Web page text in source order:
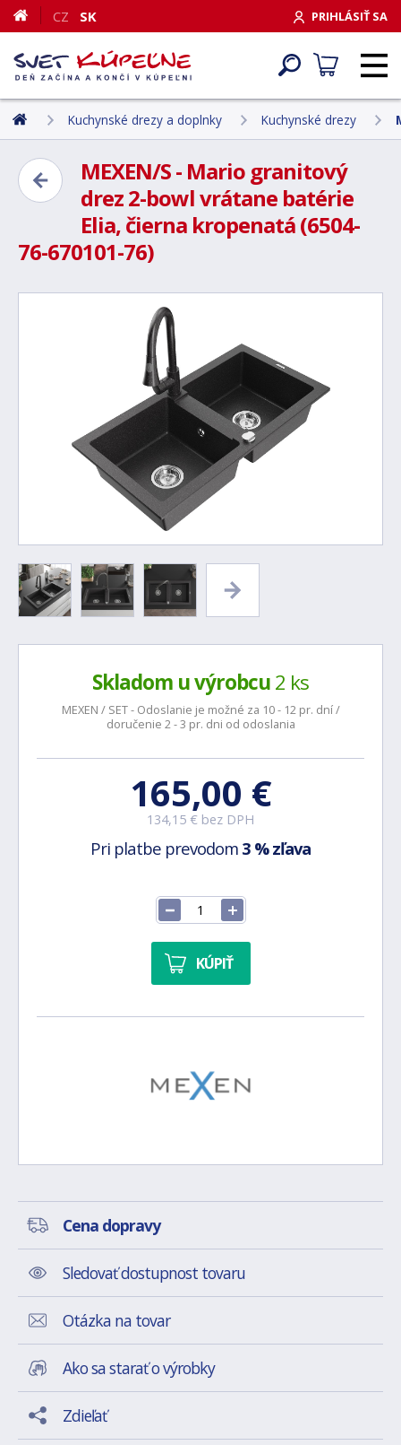
PRIHLÁSIŤ SA
CZ SK
Kuchynské drezy a doplnky Kuchynské drezy
MEXEN/S - Mario granitový
drez 2-bowl vrátane batérie
Elia, čierna kropenatá (6504-
76-670101-76)
Skladom u výrobcu2 ks
MEXEN / SET - Odoslanie je možné za 10 - 12 pr. dní /
doručenie 2 - 3 pr. dni od odoslania
165,00 €
134,15 € bez DPH
Pri platbe prevodom 3 % zľava
KÚPIŤ
Cena dopravy
Sledovať dostupnost tovaru
Otázka na tovar
Ako sa starať o výrobky
Zdieľať